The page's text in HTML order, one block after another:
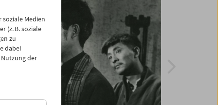
Medien
(z. B. soziale
zu
dabei
der